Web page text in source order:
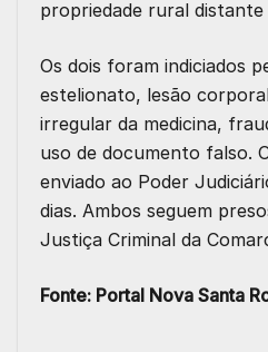
propriedade rural distante
Os dois foram indiciados
estelionato, lesão
irregular da medicina,
uso de documento falso.
enviado ao Poder
dias. Ambos seguem
Justiça Criminal da
Fonte: Portal Nova Santa